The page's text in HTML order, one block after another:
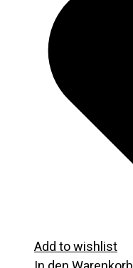
Add to wishlist